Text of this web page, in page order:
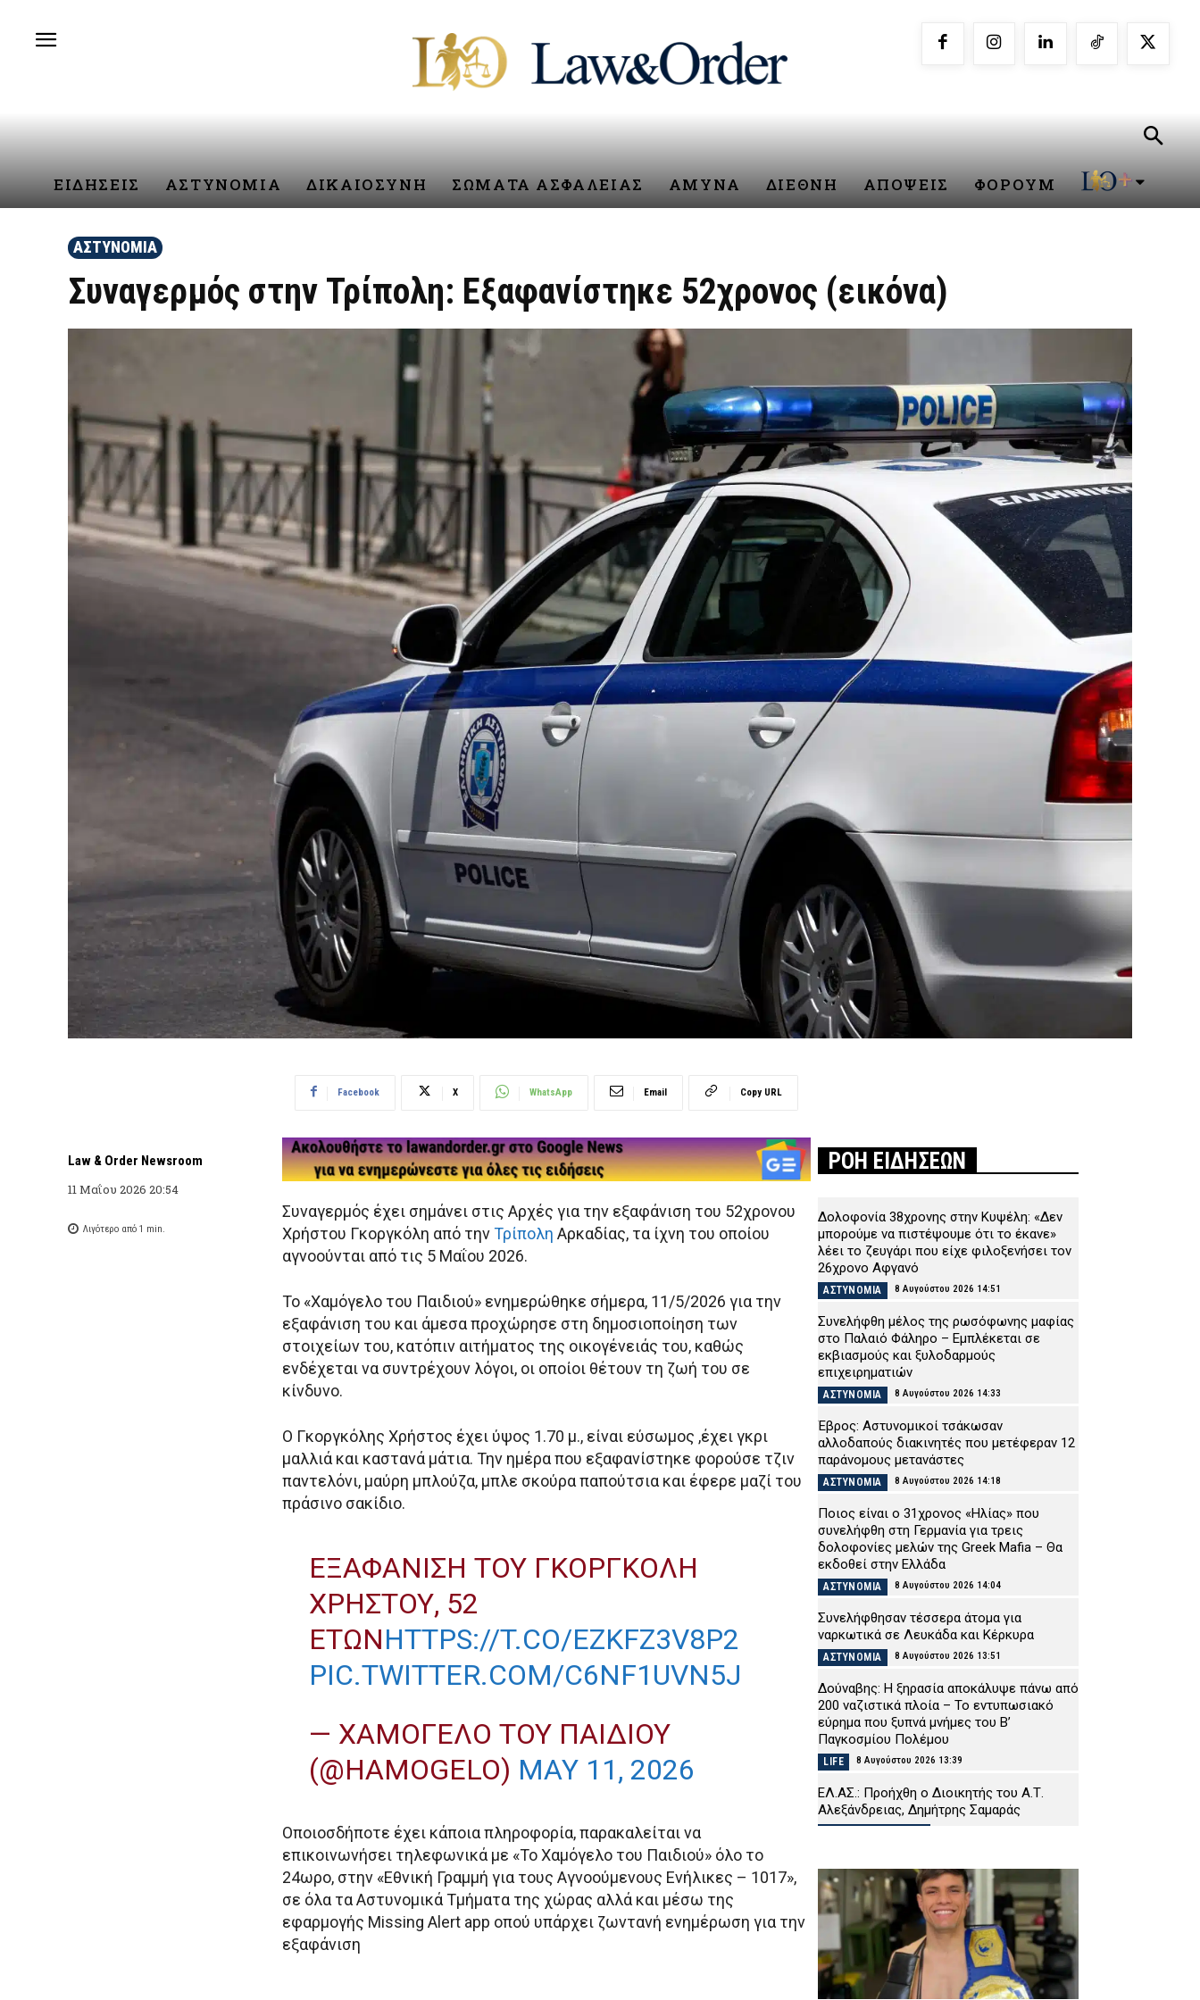
ΕΙΔΗΣΕΙΣ ΑΣΤΥΝΟΜΙΑ ΔΙΚΑΙΟΣΥΝΗ ΣΩΜΑΤΑ ΑΣΦΑΛΕΙΑΣ ΑΜΥΝΑ ΔΙΕΘΝΗ ΑΠΟΨΕΙΣ ΦΟΡΟΥΜ
ΑΣΤΥΝΟΜΙΑ
Συναγερμός στην Τρίπολη: Εξαφανίστηκε 52χρονος (εικόνα)
Law & Order Newsroom
11 Μαΐου 2026 20:54
Λιγότερο από 1 min.
Facebook X WhatsApp Email Copy URL
Συναγερμός έχει σημάνει στις Αρχές για την εξαφάνιση του 52χρονου
Χρήστου Γκοργκόλη από τηνΤρίπολη Αρκαδίας, τα ίχνη του οποίου
αγνοούνται από τις 5 Μαΐου 2026.
Το «Χαμόγελο του Παιδιού» ενημερώθηκε σήμερα, 11/5/2026 για την
εξαφάνιση του και άμεσα προχώρησε στη δημοσιοποίηση των
στοιχείων του, κατόπιν αιτήματος της οικογένειάς του, καθώς
ενδέχεται να συντρέχουν λόγοι, οι οποίοι θέτουν τη ζωή του σε
κίνδυνο.
Ο Γκοργκόλης Χρήστος έχει ύψος 1.70 μ., είναι εύσωμος ,έχει γκρι
μαλλιά και καστανά μάτια. Την ημέρα που εξαφανίστηκε φορούσε τζιν
παντελόνι, μαύρη μπλούζα, μπλε σκούρα παπούτσια και έφερε μαζί του
πράσινο σακίδιο.
ΕΞΑΦΑΝΙΣΗ ΤΟΥ ΓΚΟΡΓΚΟΛΗ
ΧΡΗΣΤΟΥ, 52
ΕΤΩΝHTTPS://T.CO/EZKFZ3V8P2
PIC.TWITTER.COM/C6NF1UVN5J
— ΧΑΜΌΓΕΛΟ ΤΟΥ ΠΑΙΔΙΟΎ
(@HAMOGELO) MAY 11, 2026
Οποιοσδήποτε έχει κάποια πληροφορία, παρακαλείται να
επικοινωνήσει τηλεφωνικά με «Το Χαμόγελο του Παιδιού» όλο το
24ωρο, στην «Εθνική Γραμμή για τους Αγνοούμενους Ενήλικες – 1017»,
σε όλα τα Αστυνομικά Τμήματα της χώρας αλλά και μέσω της
εφαρμογής Missing Alert app οπού υπάρχει ζωντανή ενημέρωση για την
εξαφάνιση
ΡΟΗ ΕΙΔΗΣΕΩΝ
Δολοφονία 38χρονης στην Κυψέλη: «Δεν
μπορούμε να πιστέψουμε ότι το έκανε»
λέει το ζευγάρι που είχε φιλοξενήσει τον
26χρονο Αφγανό
ΑΣΤΥΝΟΜΙΑ 8 Αυγούστου 2026 14:51
Συνελήφθη μέλος της ρωσόφωνης μαφίας
στο Παλαιό Φάληρο – Εμπλέκεται σε
εκβιασμούς και ξυλοδαρμούς
επιχειρηματιών
ΑΣΤΥΝΟΜΙΑ 8 Αυγούστου 2026 14:33
Έβρος: Αστυνομικοί τσάκωσαν
αλλοδαπούς διακινητές που μετέφεραν 12
παράνομους μετανάστες
ΑΣΤΥΝΟΜΙΑ 8 Αυγούστου 2026 14:18
Ποιος είναι ο 31χρονος «Ηλίας» που
συνελήφθη στη Γερμανία για τρεις
δολοφονίες μελών της Greek Mafia – Θα
εκδοθεί στην Ελλάδα
ΑΣΤΥΝΟΜΙΑ 8 Αυγούστου 2026 14:04
Συνελήφθησαν τέσσερα άτομα για
ναρκωτικά σε Λευκάδα και Κέρκυρα
ΑΣΤΥΝΟΜΙΑ 8 Αυγούστου 2026 13:51
Δούναβης: Η ξηρασία αποκάλυψε πάνω από
200 ναζιστικά πλοία – Το εντυπωσιακό
εύρημα που ξυπνά μνήμες του Β’
Παγκοσμίου Πολέμου
LIFE 8 Αυγούστου 2026 13:39
ΕΛ.ΑΣ.: Προήχθη ο Διοικητής του Α.Τ.
Αλεξάνδρειας, Δημήτρης Σαμαράς
Αίτησης Ενίσχυσης 2025 – Μέχρι μπορείτε
να κάνετε διορθώσεις
CAPITAL 8 Αυγούστου 2026 13:12
Προήχθη σε Αστυνόμο Α’ η Εκπρόσωπος
Τύπου της ΕΛ.ΑΣ., Κωνσταντία Δημογλίδου
ΣΩΜΑΤΑ ΑΣΦΑΛΕΙΑΣ 8 Αυγούστου 2026 13:00